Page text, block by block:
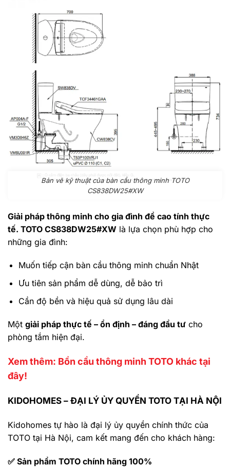
Bản vẽ kỹ thuật của bàn cầu thông minh TOTO
CS838DW25#XW
Giải pháp thông minh cho gia đình đề cao tính thực
tế. TOTO CS838DW25#XW là lựa chọn phù hợp cho
những gia đình:
Muốn tiếp cận bàn cầu thông minh chuẩn Nhật
Ưu tiên sản phẩm dễ dùng, dễ bảo trì
Cần độ bền và hiệu quả sử dụng lâu dài
Một giải pháp thực tế – ổn định – đáng đầu tư cho
phòng tắm hiện đại.
Xem thêm: Bồn cầu thông minh TOTO khác tại
đây!
KIDOHOMES – ĐẠI LÝ ỦY QUYỀN TOTO TẠI HÀ NỘI
Kidohomes tự hào là đại lý ủy quyền chính thức của
TOTO tại Hà Nội, cam kết mang đến cho khách hàng:
✅ Sản phẩm TOTO chính hãng 100%